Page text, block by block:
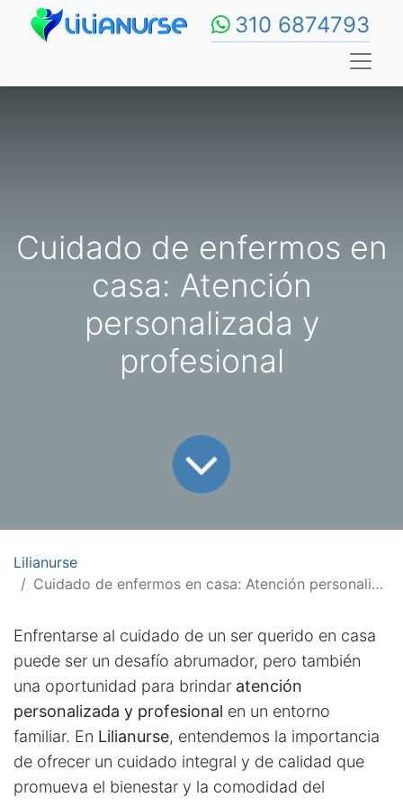
310 6874793
Cuidado de enfermos en
casa: Atención
personalizada y
profesional
Lilianurse
Cuidado de enfermos en casa: Atención personalizada y profesional
Enfrentarse al cuidado de un ser querido en casa
puede ser un desafío abrumador, pero también
una oportunidad para brindar atención
personalizada y profesional en un entorno
familiar. En Lilianurse, entendemos la importancia
de ofrecer un cuidado integral y de calidad que
promueva el bienestar y la comodidad del